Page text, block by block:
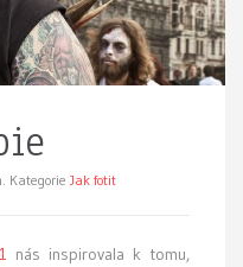
Kategorie Jak fotit
nás inspirovala k tomu,